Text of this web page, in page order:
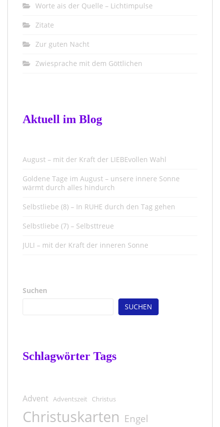
Worte ais der Quelle – Lichtimpulse
Zitate
Zur guten Nacht
Zwiesprache mit dem Göttlichen
Aktuell im Blog
August – mit der Kraft der LIEBEvollen Wahl
Goldene Tage im August – unsere innere Sonne
wärmt durch alles hindurch
Selbstliebe (8) – In RUHE durch den Tag gehen
Selbstliebe (7) – Selbsttreue
JULI – mit der Kraft der inneren Sonne
Suchen
SUCHEN
Schlagwörter Tags
Advent Adventszeit Christus
Christuskarten Engel